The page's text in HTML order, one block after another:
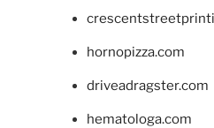
hornopizza.com
driveadragster.com
hematologa.com